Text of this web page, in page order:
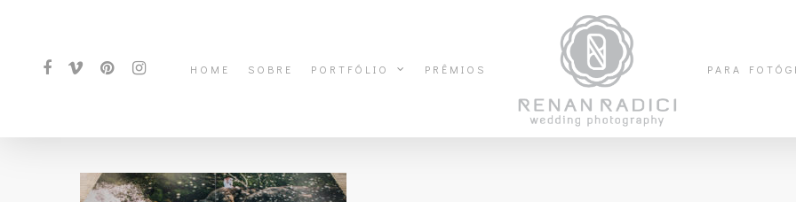
HOME SOBRE PORTFÓLIO PRÊMIOS PARA